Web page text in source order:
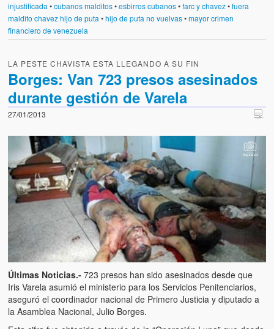
injustificada •cubanos malditos•esbirros cubanos•farc y chavez•fuera
maldito chavez hijo de puta •hijo de puta no vuelvas•mayor crimen
financiero de venezuela
LA PESTE CHAVISTA ESTA LLEGANDO A SU FIN
Borges: Van 723 presos asesinados
durante gestión de Varela
27/01/2013
Últimas Noticias.- 723 presos han sido asesinados desde que
Iris Varela asumió el ministerio para los Servicios Penitenciarios,
aseguró el coordinador nacional de Primero Justicia y diputado a
la Asamblea Nacional, Julio Borges.